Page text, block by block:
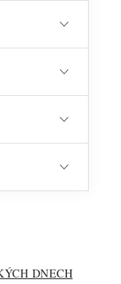
DNECH